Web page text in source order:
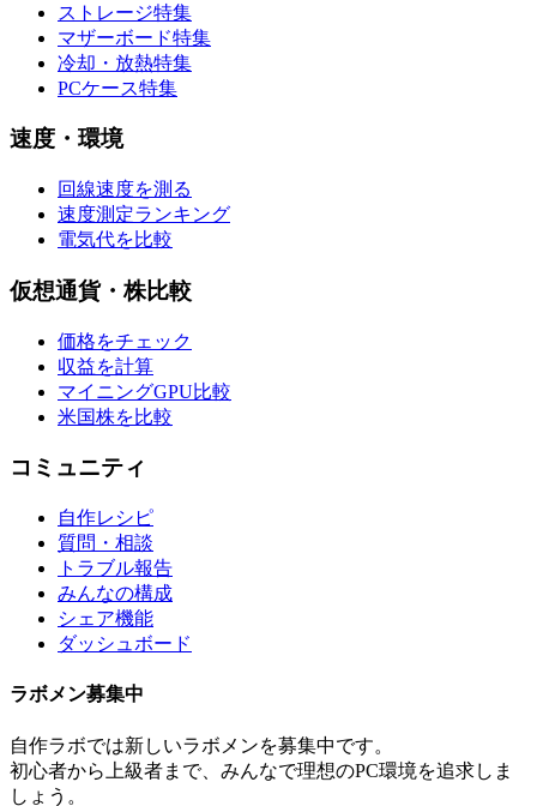
ストレージ特集
マザーボード特集
冷却・放熱特集
PCケース特集
速度・環境
回線速度を測る
速度測定ランキング
電気代を比較
仮想通貨・株比較
価格をチェック
収益を計算
マイニングGPU比較
米国株を比較
コミュニティ
自作レシピ
質問・相談
トラブル報告
みんなの構成
シェア機能
ダッシュボード
ラボメン募集中
自作ラボでは新しいラボメンを募集中です。
初心者から上級者まで、みんなで理想のPC環境を追求しま
しょう。